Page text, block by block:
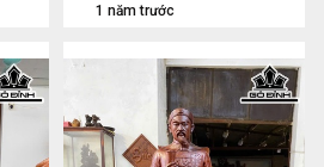
1 năm trước